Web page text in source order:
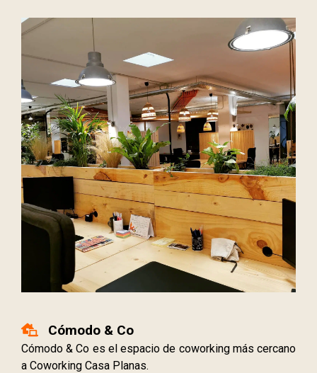
Cómodo & Co
Cómodo & Co es el espacio de coworking más cercano
a Coworking Casa Planas.